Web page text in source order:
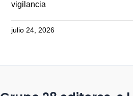
vigilancia
julio 24, 2026